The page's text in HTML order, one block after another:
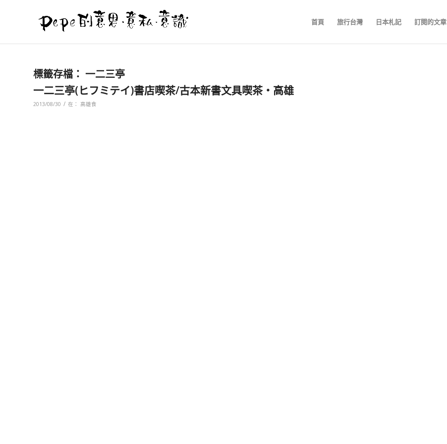
首頁 旅行台灣 日本札記 訂閱的文章
標籤存檔： 一二三亭
一二三亭(ヒフミテイ)書店喫茶/古本新書文具喫茶‧高雄
2013/08/30 / 在： 高雄食